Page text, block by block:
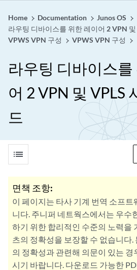
Home Documentation
Junos OS
라우팅 디바이스를 위한 레이어 2 VPN
VPWS VPN 구성
VPWS VPN 구성
라우팅 디바이스를
어 2 VPN 및 VPLS
드
list
면책 조항:
이 페이지는 타사 기계 번역 소프트
니다. 주니퍼 네트웍스에서는 우수
하기 위한 합리적인 수준의 노력을
츠의 정확성을 보장할 수 없습니다.
의 정확성과 관련해 의문이 있는
시기 바랍니다. 다운로드 가능한